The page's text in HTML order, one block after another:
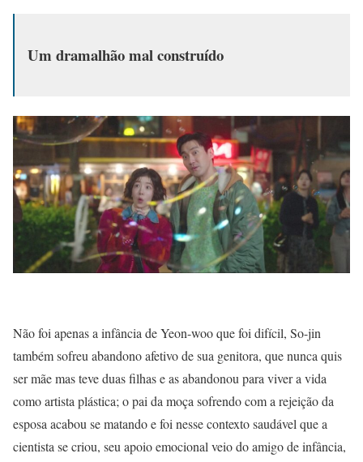
Um dramalhão mal construído
Não foi apenas a infância de Yeon-woo que foi difícil, So-jin
também sofreu abandono afetivo de sua genitora, que nunca quis
ser mãe mas teve duas filhas e as abandonou para viver a vida
como artista plástica; o pai da moça sofrendo com a rejeição da
esposa acabou se matando e foi nesse contexto saudável que a
cientista se criou, seu apoio emocional veio do amigo de infância,